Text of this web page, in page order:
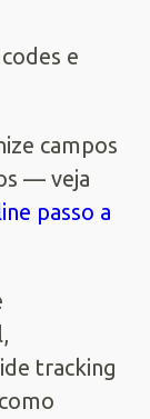
e
campos
— veja
passo a
tracking